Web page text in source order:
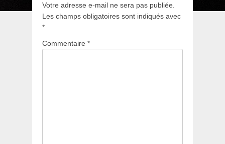
Votre adresse e-mail ne sera pas publiée.
Les champs obligatoires sont indiqués avec
*
Commentaire *